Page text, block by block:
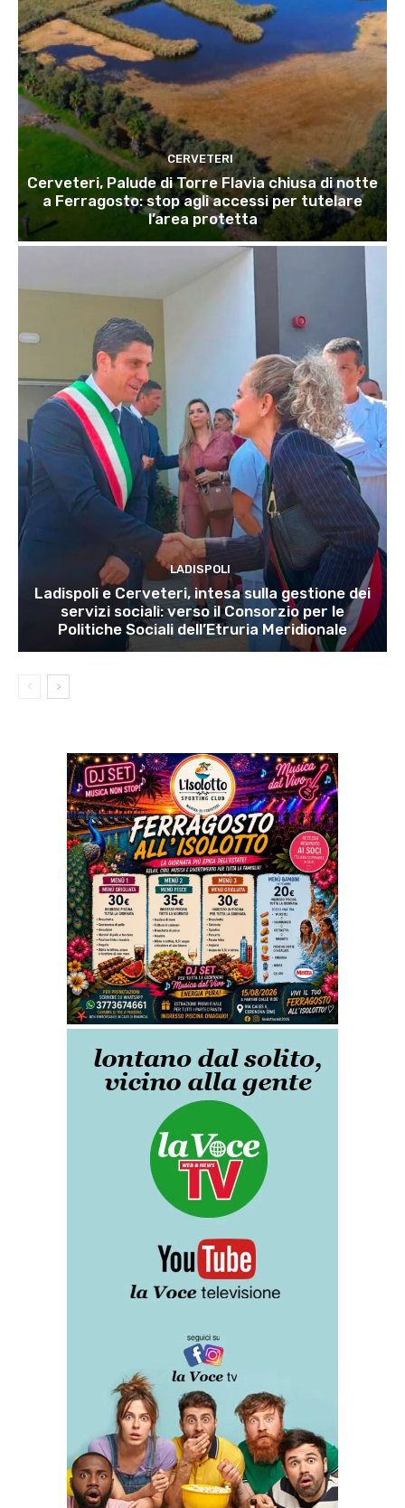
CERVETERI
Cerveteri, Palude di Torre Flavia chiusa di notte
a Ferragosto: stop agli accessi per tutelare
l’area protetta
LADISPOLI
Ladispoli e Cerveteri, intesa sulla gestione dei
servizi sociali: verso il Consorzio per le
Politiche Sociali dell’Etruria Meridionale